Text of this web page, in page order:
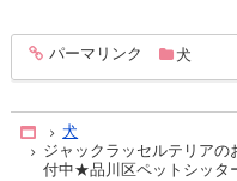
entry338
パーマリンク 犬
Home
犬
ジャックラッセルテリア
付中★品川区ペットシッタ